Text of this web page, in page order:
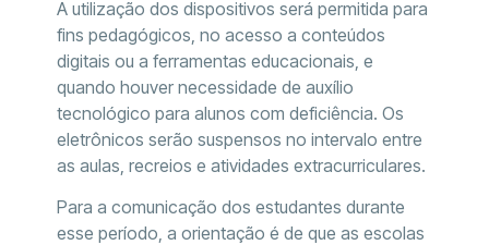
A utilização dos dispositivos será permitida para
fins pedagógicos, no acesso a conteúdos
digitais ou a ferramentas educacionais, e
quando houver necessidade de auxílio
tecnológico para alunos com deficiência. Os
eletrônicos serão suspensos no intervalo entre
as aulas, recreios e atividades extracurriculares.
Para a comunicação dos estudantes durante
esse período, a orientação é de que as escolas